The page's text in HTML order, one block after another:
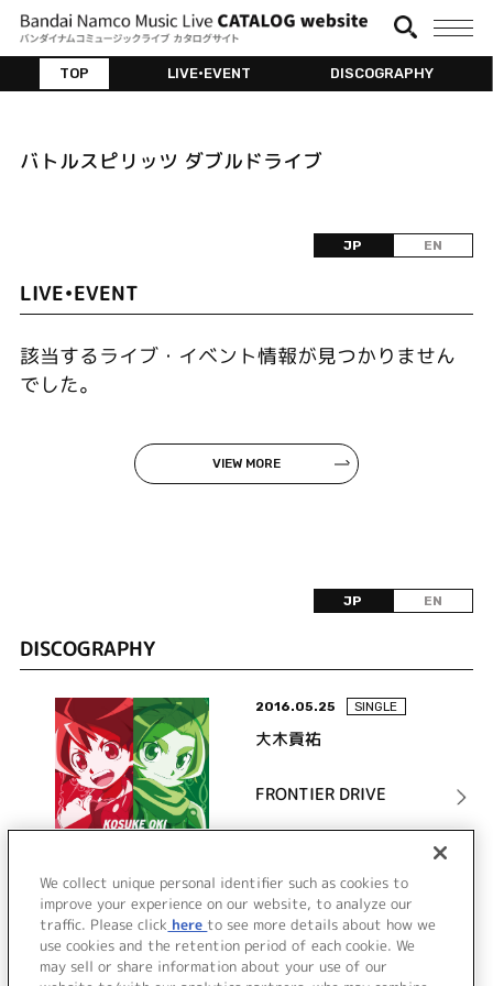
TOP LIVE•EVENT DISCOGRAPHY
バトルスピリッツ ダブルドライブ
JP EN
LIVE•EVENT
該当するライブ・イベント情報が見つかりません
でした。
VIEW MORE
JP EN
DISCOGRAPHY
2016.05.25 SINGLE
大木貢祐
FRONTIER DRIVE
詳細を見る
VIEW MORE
We collect unique personal identifier such as cookies to
improve your experience on our website, to analyze our
traffic. Please click here to see more details about how we
use cookies and the retention period of each cookie. We
may sell or share information about your use of our